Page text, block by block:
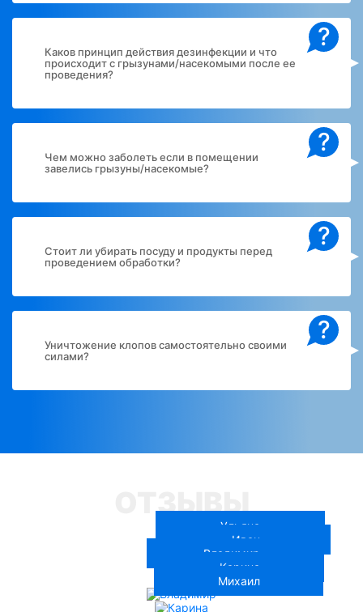
?
Каков принцип действия дезинфекции и что
происходит с грызунами/насекомыми после ее
проведения?
?
Чем можно заболеть если в помещении
завелись грызуны/насекомые?
?
Стоит ли убирать посуду и продукты перед
проведением обработки?
?
Уничтожение клопов самостоятельно своими
силами?
ОТЗЫВЫ
Ульяна
Иван
Владимир
Карина
Михаил